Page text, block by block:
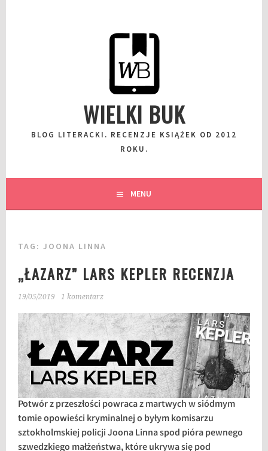
WIELKI BUK
BLOG LITERACKI. RECENZJE KSIĄŻEK OD 2012
ROKU.
MENU
TAG:JOONA LINNA
„ŁAZARZ” LARS KEPLER RECENZJA
19/05/2019 1 komentarz
Potwór z przeszłości powraca z martwych w siódmym
tomie opowieści kryminalnej o byłym komisarzu
sztokholmskiej policji Joona Linna spod pióra pewnego
szwedzkiego małżeństwa, które ukrywa się pod